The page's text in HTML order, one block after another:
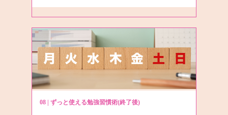
08 | ずっと使える勉強習慣術(終了後)